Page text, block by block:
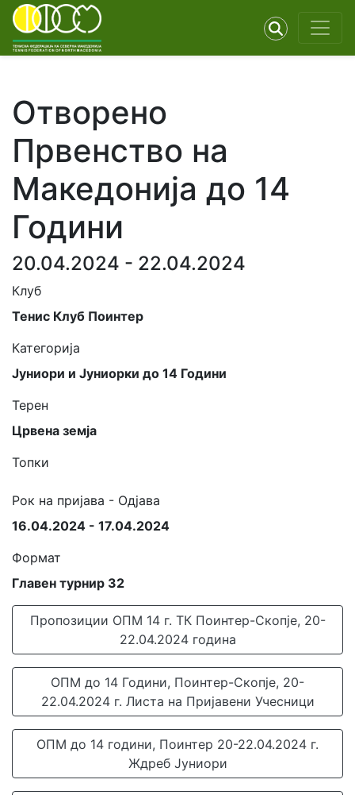
Отворено
Првенство на
Македонија до 14
Години
20.04.2024 - 22.04.2024
Клуб
Тенис Клуб Поинтер
Категорија
Јуниори и Јуниорки до 14 Години
Терен
Црвена земја
Топки
Рок на пријава - Одјава
16.04.2024 - 17.04.2024
Формат
Главен турнир 32
Пропозиции ОПМ 14 г. ТК Поинтер-Скопје, 20-
22.04.2024 година
ОПМ до 14 Години, Поинтер-Скопје, 20-
22.04.2024 г. Листа на Пријавени Учесници
ОПМ до 14 години, Поинтер 20-22.04.2024 г.
Ждреб Јуниори